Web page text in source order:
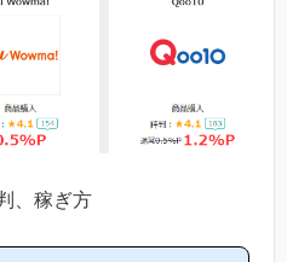
、稼ぎ方